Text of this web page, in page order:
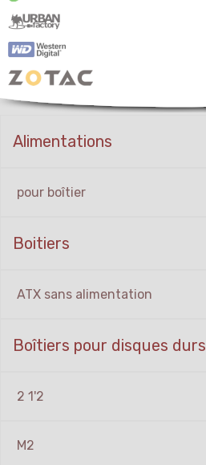
Alimentations
pour boîtier
Boitiers
ATX sans alimentation
Boîtiers pour disques durs
2 1'2
M2